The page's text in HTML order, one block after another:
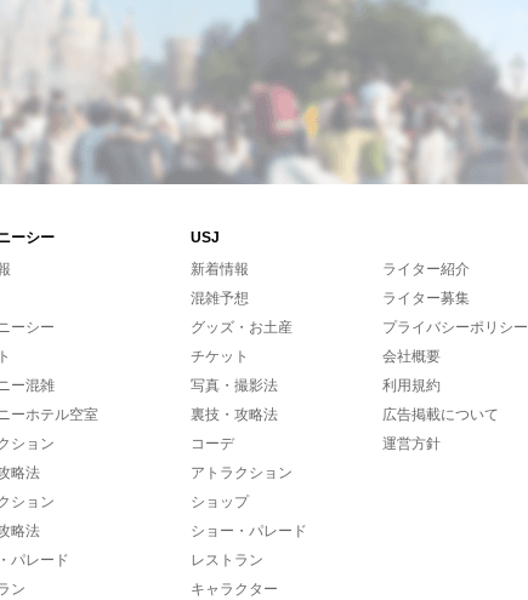
ーシー
USJ
ーシー
ー混雑
ーホテル空室
ション
略法
ション
略法
パレード
ン
新着情報
混雑予想
グッズ・お土産
チケット
写真・撮影法
裏技・攻略法
コーデ
アトラクション
ショップ
ショー・パレード
レストラン
キャラクター
ライター紹介
ライター募集
プライバシーポリシー
会社概要
利用規約
広告掲載について
運営方針